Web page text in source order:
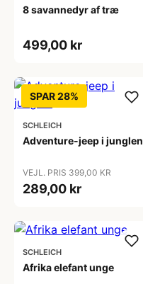
8 savannedyr af træ
499,00 kr
SPAR 28%
SCHLEICH
Adventure-jeep i junglen
VEJL. PRIS 399,00 KR
289,00 kr
SCHLEICH
Afrika elefant unge